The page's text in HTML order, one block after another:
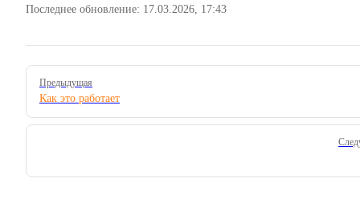
Последнее обновление: 17.03.2026, 17:43
Pager
Предыдущая
Как это работает